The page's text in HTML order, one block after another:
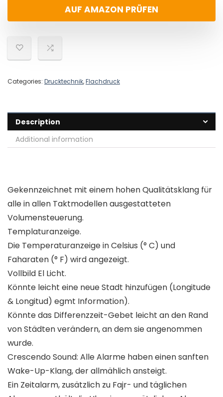
AUF AMAZON PRÜFEN
Categories: Drucktechnik,Flachdruck
Description
Additional information
Gekennzeichnet mit einem hohen Qualitätsklang für
alle in allen Taktmodellen ausgestatteten
Volumensteuerung.
Templaturanzeige.
Die Temperaturanzeige in Celsius (° C) und
Faharaten (° F) wird angezeigt.
Vollbild El Licht.
Könnte leicht eine neue Stadt hinzufügen (Longitude
& Longitud) egmt Information).
Könnte das Differenzzeit-Gebet leicht an den Rand
von Städten verändern, an dem sie angenommen
wurde.
Crescendo Sound: Alle Alarme haben einen sanften
Wake-Up-Klang, der allmählich ansteigt.
Ein Zeitalarm, zusätzlich zu Fajr- und täglichen